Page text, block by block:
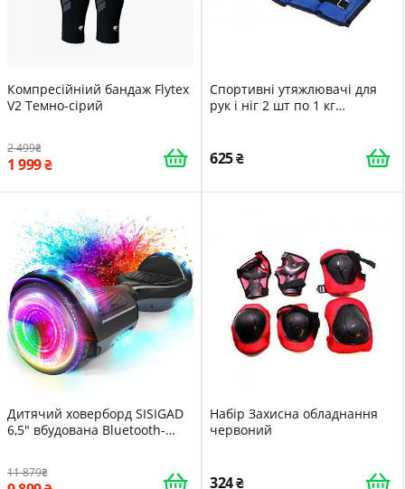
Компресійніий бандаж Flytex
V2 Темно-сірий
2 499
1 999
Спортивні утяжлювачі для
рук і ніг 2 шт по 1 кг
625
Дитячий ховерборд SISIGAD
6,5" вбудована Bluetooth-
11 879
Набір Захисна обладнання
червоний
324